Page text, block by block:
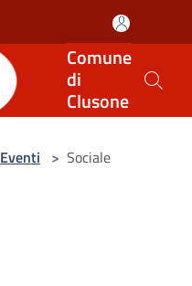
Comune
di
Clusone
Eventi > Sociale